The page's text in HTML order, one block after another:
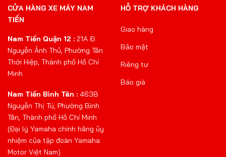
CỬA HÀNG XE MÁY NAM
TIẾN
Nam Tiến Quận 12 : 21A Đ.
Nguyễn Ảnh Thủ, Phường Tân
Thới Hiệp, Thành phố Hồ Chí
Minh
Nam Tiến Bình Tân : 463B
Nguyễn Thị Tú, Phường Bình
Tân, Thành phố Hồ Chí Minh
(Đại lý Yamaha chính hãng ủy
nhiệm của tập đoàn Yamaha
Motor Việt Nam)
HỖ TRỢ KHÁCH HÀNG
Giao hàng
Bảo mật
Riêng tư
Báo giá